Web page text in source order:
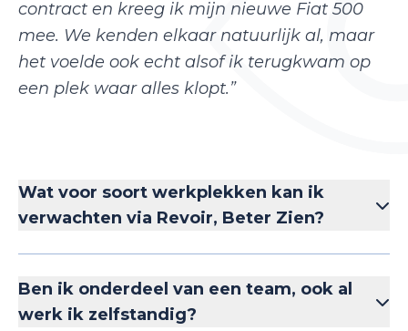
contract en kreeg ik mijn nieuwe Fiat 500
mee. We kenden elkaar natuurlijk al, maar
het voelde ook echt alsof ik terugkwam op
een plek waar alles klopt.”
Wat voor soort werkplekken kan ik
verwachten via Revoir, Beter Zien?
Ben ik onderdeel van een team, ook al
werk ik zelfstandig?